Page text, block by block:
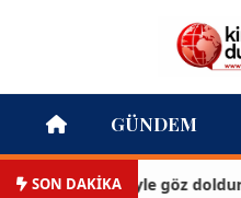
GÜNDEM
SON DAKİKA
bikinisiyle göz doldurdu!